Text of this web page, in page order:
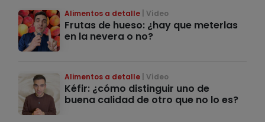
Alimentos a detalle Vídeo
Frutas de hueso: ¿hay que meterlas
en la nevera o no?
Alimentos a detalle Vídeo
Kéfir: ¿cómo distinguir uno de
buena calidad de otro que no lo es?